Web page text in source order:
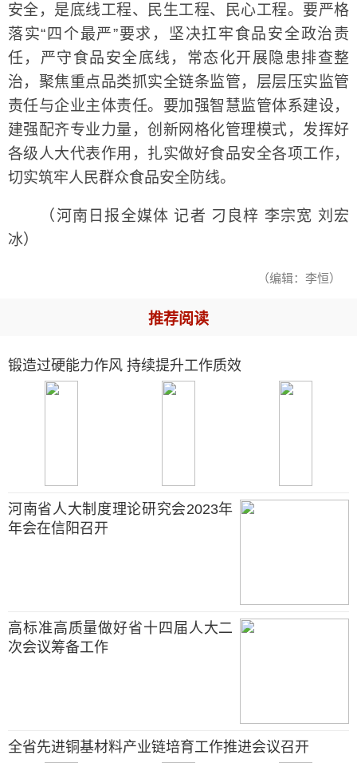
安全，是底线工程、民生工程、民心工程。要严格
落实“四个最严”要求，坚决扛牢食品安全政治责
任，严守食品安全底线，常态化开展隐患排查整
治，聚焦重点品类抓实全链条监管，层层压实监管
责任与企业主体责任。要加强智慧监管体系建设，
建强配齐专业力量，创新网格化管理模式，发挥好
各级人大代表作用，扎实做好食品安全各项工作，
切实筑牢人民群众食品安全防线。
（河南日报全媒体 记者 刁良梓 李宗宽 刘宏
冰）
（编辑：李恒）
推荐阅读
锻造过硬能力作风 持续提升工作质效
河南省人大制度理论研究会2023年
年会在信阳召开
高标准高质量做好省十四届人大二
次会议筹备工作
全省先进铜基材料产业链培育工作推进会议召开